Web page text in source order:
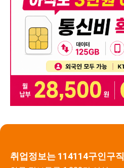
취업정보는 114114구인구직